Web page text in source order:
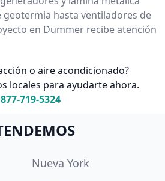
geotermia hasta ventiladores de
en Dummer recibe atención
o aire acondicionado?
locales para ayudarte ahora.
877-719-5324
Nueva York